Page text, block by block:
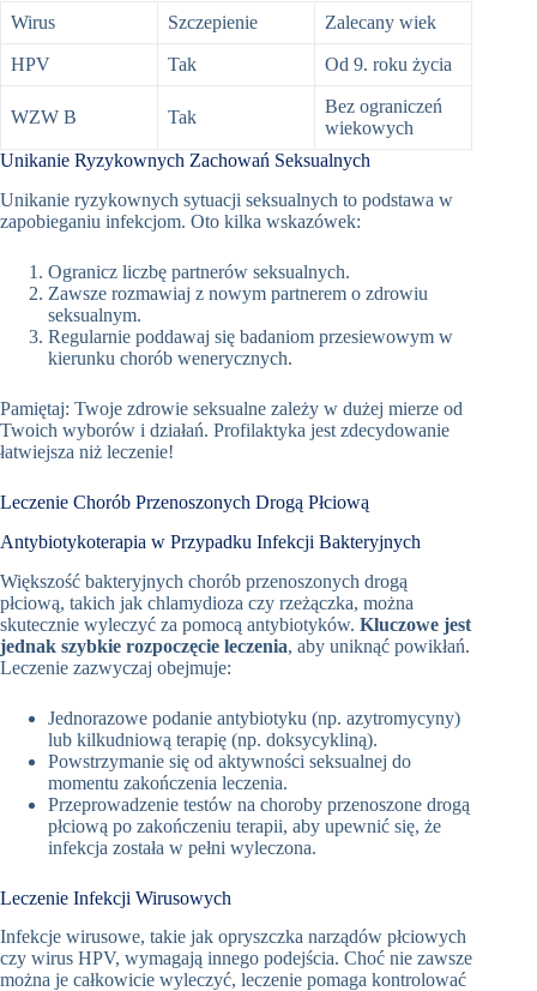
Wirus Szczepienie Zalecany wiek
HPV Tak Od 9. roku życia
WZW B Tak
Bez ograniczeń
wiekowych
Unikanie Ryzykownych Zachowań Seksualnych
Unikanie ryzykownych sytuacji seksualnych to podstawa w
zapobieganiu infekcjom. Oto kilka wskazówek:
Ogranicz liczbę partnerów seksualnych.
Zawsze rozmawiaj z nowym partnerem o zdrowiu
seksualnym.
Regularnie poddawaj się badaniom przesiewowym w
kierunku chorób wenerycznych.
Pamiętaj: Twoje zdrowie seksualne zależy w dużej mierze od
Twoich wyborów i działań. Profilaktyka jest zdecydowanie
łatwiejsza niż leczenie!
Leczenie Chorób Przenoszonych Drogą Płciową
Antybiotykoterapia w Przypadku Infekcji Bakteryjnych
Większość bakteryjnych chorób przenoszonych drogą
płciową, takich jak chlamydioza czy rzeżączka, można
skutecznie wyleczyć za pomocą antybiotyków. Kluczowe jest
jednak szybkie rozpoczęcie leczenia, aby uniknąć powikłań.
Leczenie zazwyczaj obejmuje:
Jednorazowe podanie antybiotyku (np. azytromycyny)
lub kilkudniową terapię (np. doksycykliną).
Powstrzymanie się od aktywności seksualnej do
momentu zakończenia leczenia.
Przeprowadzenie testów na choroby przenoszone drogą
płciową po zakończeniu terapii, aby upewnić się, że
infekcja została w pełni wyleczona.
Leczenie Infekcji Wirusowych
Infekcje wirusowe, takie jak opryszczka narządów płciowych
czy wirus HPV, wymagają innego podejścia. Choć nie zawsze
można je całkowicie wyleczyć, leczenie pomaga kontrolować